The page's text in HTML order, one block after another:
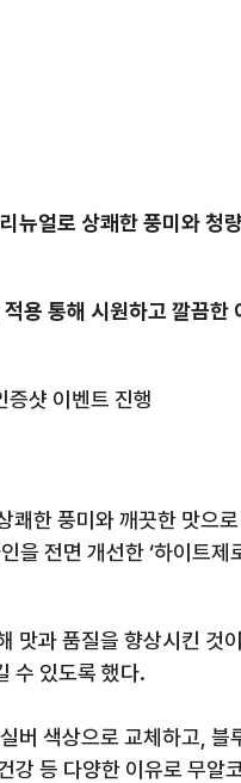
뉴얼로 상쾌한 풍미와 청
용 통해 시원하고 깔끔한
증샷 이벤트 진행
쾌한 풍미와 깨끗한 맛으
을 전면 개선한‘하이트제
맛과 품질을 향상시킨 것
수 있도록 했다.
버 색상으로 교체하고 블
강 등 다양한 이유로 무알